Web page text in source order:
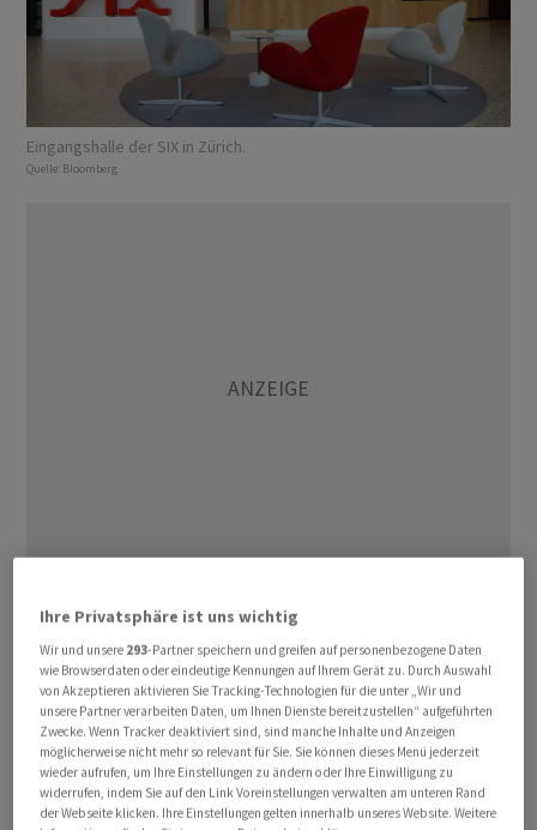
Eingangshalle der SIX in Zürich.
Quelle: Bloomberg
Das am Mittwochabend veröffentlichte Protokoll der
US-Notenbank Fed hatte gezeigt, dass die Mehrheit
der FOMC-Mitglieder mindestens einen oder gar zwei
weitere Zinsschritte befürwortet. Für die Anleger sei
das eine bittere Pille, meinte ein Börsenkommentator.
In den Fokus rückte zudem der am Freitag anstehende
US-Arbeitsmarktbericht. Der als Indikator für die
Zahlen geltende ADP-Bericht zeigte am Donnerstag
Ihre Privatsphäre ist uns wichtig
Wir und unsere 293-Partner speichern und greifen auf personenbezogene Daten
wie Browserdaten oder eindeutige Kennungen auf Ihrem Gerät zu. Durch Auswahl
von Akzeptieren aktivieren Sie Tracking-Technologien für die unter „Wir und
unsere Partner verarbeiten Daten, um Ihnen Dienste bereitzustellen“ aufgeführten
Zwecke. Wenn Tracker deaktiviert sind, sind manche Inhalte und Anzeigen
möglicherweise nicht mehr so relevant für Sie. Sie können dieses Menü jederzeit
wieder aufrufen, um Ihre Einstellungen zu ändern oder Ihre Einwilligung zu
widerrufen, indem Sie auf den Link Voreinstellungen verwalten am unteren Rand
der Webseite klicken. Ihre Einstellungen gelten innerhalb unseres Website. Weitere